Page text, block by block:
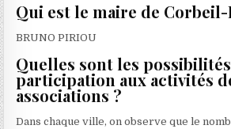
Qui est le maire de Corbeil-
BRUNO PIRIOU
Quelles sont les
participation aux activités
associations ?
Dans chaque ville, on observe que le